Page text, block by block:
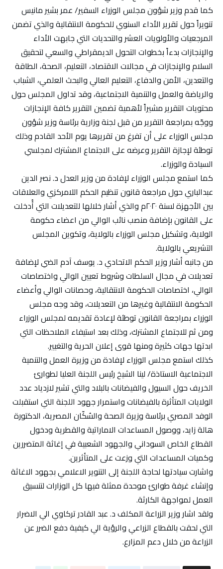
كما قدم وزير شؤون مجلس الوزراء السفير/ عمر بشير مانيس
تنويراً حول تقرير الأداء السنوي للحكومة الانتقالية والذي تضمن
المرجعيات والأولويات العشر والتحديات التي جابهت الأداء
والإنجازات بدءاً بخطوات التحول الديمقراطي والسعي لتحقيق
السلام والإنجازات في مجالات الاقتصاد، التعليم، الصحة، الطاقة
والتعدين، الأمن والدفاع، التعليم العالي والبحث العلمي، الشباب
والرياضة والعمل والتنمية الاجتماعية، وقد تداول المجلس حول
محتويات التقرير مشيراً لأهمية تضمين التقرير كافة الإنجازات
ووجّه بمراجعة التقرير من قبل لجنة وزارية برئاسة وزير شؤون
مجلس الوزراء على أن تفرغ من تقريرها يوم الأحد القادم وذلك
توطئة لإجازة التقرير وعرضه على الاجتماع المشترك لمجلسي
السيادة والوزراء.
كما استمع مجلس الوزراء لإفادة من وزير العدل د. نصر الدين
عبدالباري حول مراجعة قانون تنظيم الحكم اللامركزي والعلاقات
بين الأجهزة لسنة ٢٠٢٠م والذي أشار خلالها للتعديلات التي أُدخلت
على القانون بإضافة منصب نائب الوالي من اعضاء حكومة
الولاية، وتشكيل مجلس الوزراء بالولاية، وتكوين المجلس
التشريعي بالولاية.
من جانبه أشار وزير الحكم الاتحادي د. يوسف آدم الضي لإضافة
تعديلات في مجال السلطات وشروط تعيين الوالي واختصاصات
الوالي، اختصاصات الحكومة الانتقالية، وحصانات الوالي وأعضاء
الحكومة الانتقالية وغيرها من التعديلات، وقد وجه مجلس
الوزراء بمراجعة القانون توطئة لإعادة تقديمه لمجلس الوزراء
ومن ثم للاجتماع المشترك، وذلك بعد استيفاء الملاحظات التي
ابدتها جهات كثيرة ومنها قوى إعلان الحرية والتغيير.
كذلك استمع مجلس الوزراء لإفادة من وزيرة العمل والتنمية
الاجتماعية الاستاذة/ لينا الشيخ رئيس اللجنة العليا لطوارئ
الخريف حول السيول والفيضانات بالبلاد والتي تشير لازدياد عدد
الولايات المتأثرة بالفيضانات واستمرار جهود اللجنة التي استقبلت
الوفد المصري برئاسة وزيرة الصحة والسُكّان المصرية، الدكتورة
هالة زايد، ووصول المساعدات الاماراتية والقطرية ودخول
القطاع الخاص السوداني والجهود الشعبية في إغاثة المتضررين
وكميات المساعدات التي وزعت على المتأثرين.
واشارت سيادتها لحاجة اللجنة إلى التنوير الاعلامي بجهود الاغاثة
وإنشاء غرفة طوارئ موحدة ممثلة فيها كل الوزارات لتنسيق
العمل لمواجهة الكارثة.
ولقد اشار وزير الزراعة المكلف د. عبد القادر تركاوي الي الاضرار
التي لحقت بالقطاع الزراعي والرؤية الي كيفية دفع الضرر عن
الزراعة من خلال دعم المزارع.